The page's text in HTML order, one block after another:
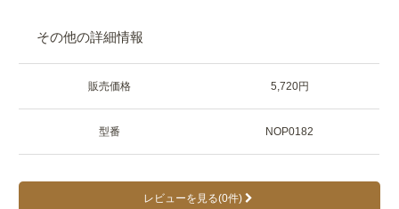
その他の詳細情報
販売価格 5,720円
型番 NOP0182
レビューを見る(0件)